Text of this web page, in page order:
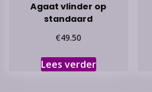
Agaat vlinder op
standaard
€49.50
Lees verder